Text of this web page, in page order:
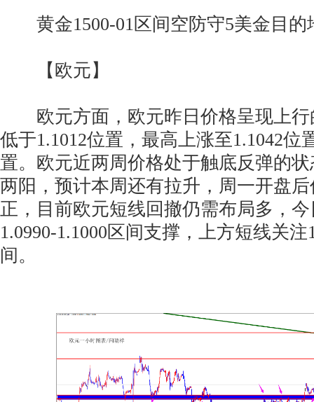
黄金1500-01区间空防守5美金目的
【欧元】
欧元方面，欧元昨日价格呈现上行
低于1.1012位置，最高上涨至1.1042位
置。欧元近两周价格处于触底反弹的
两阳，预计本周还有拉升，周一开盘
正，目前欧元短线回撤仍需布局多，
1.0990-1.1000区间支撑，上方短线关注
间。